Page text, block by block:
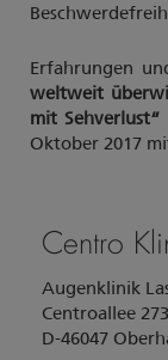
Erfahrungen
weltweit
mit Sehverlust“
Oktober 2017
Centro
Augenklinik
Centroallee
D-46047